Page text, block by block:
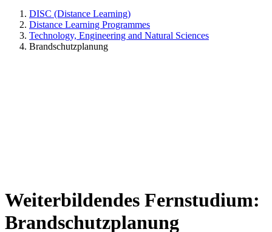
DISC (Distance Learning)
Distance Learning Programmes
Technology, Engineering and Natural Sciences
Brandschutzplanung
Weiterbildendes Fernstudium:
Brandschutzplanung